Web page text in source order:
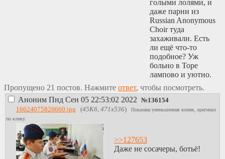
голыми лолями, и
даже парни из
Russian Anonymous
Choir туда
захаживали. Есть
ли ещё что-то
подобное? Уж
больно в Торе
лампово и уютно.
Пропущено 21 постов. Нажмите ответ, чтобы посмотреть.
Аноним Пнд Сен 05 22:53:02 2022 №136154
16624075826660.jpg (45Кб, 471x536)
Показана уменьшенная копия, оригинал
по клику.
>>127653
Даже не сосачеры, ботьё!